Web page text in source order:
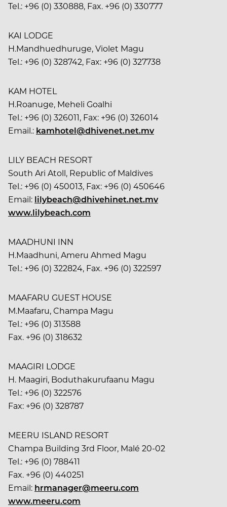
Tel.: +96 (0) 330888, Fax. +96 (0) 330777
KAI LODGE
H.Mandhuedhuruge, Violet Magu
Tel.: +96 (0) 328742, Fax: +96 (0) 327738
KAM HOTEL
H.Roanuge, Meheli Goalhi
Tel.: +96 (0) 326011, Fax: +96 (0) 326014
Email.: kamhotel@dhivenet.net.mv
LILY BEACH RESORT
South Ari Atoll, Republic of Maldives
Tel.: +96 (0) 450013, Fax: +96 (0) 450646
Email: lilybeach@dhivehinet.net.mv
www.lilybeach.com
MAADHUNI INN
H.Maadhuni, Ameru Ahmed Magu
Tel.: +96 (0) 322824, Fax. +96 (0) 322597
MAAFARU GUEST HOUSE
M.Maafaru, Champa Magu
Tel.: +96 (0) 313588
Fax. +96 (0) 318632
MAAGIRI LODGE
H. Maagiri, Boduthakurufaanu Magu
Tel.: +96 (0) 322576
Fax: +96 (0) 328787
MEERU ISLAND RESORT
Champa Building 3rd Floor, Malé 20-02
Tel.: +96 (0) 788411
Fax. +96 (0) 440251
Email: hrmanager@meeru.com
www.meeru.com